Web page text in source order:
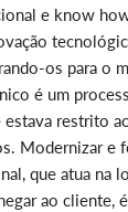
e know
os para o
é um
estava restrito
Modernizar e
que atua na
ao cliente,